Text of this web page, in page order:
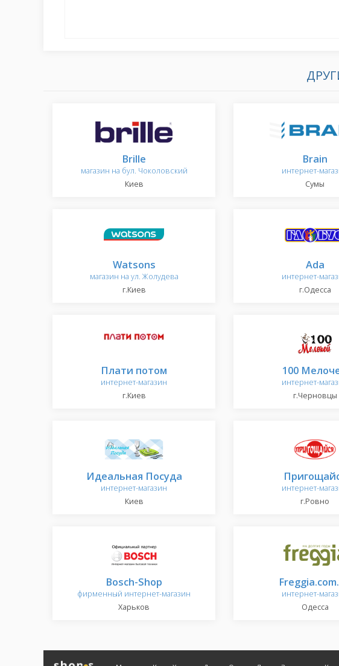
Brille
магазин на бул. Чоколовский
Киев
Brain
интернет-
Сумы
Watsons
магазин на ул. Жолудева
г.Киев
Ada
интернет-
г.Одесса
Плати потом
интернет-магазин
г.Киев
100
интернет-
г.Черновцы
Идеальная Посуда
интернет-магазин
Киев
интернет-
г.Ровно
Bosch-Shop
фирменный интернет-магазин
Харьков
интернет-
Одесса